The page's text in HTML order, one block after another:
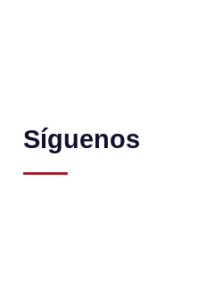
Síguenos